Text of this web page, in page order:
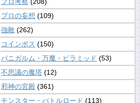
プロの妄想 (109)
強敵 (262)
コインボス (150)
パニガルム・万魔・ピラミッド (53)
不思議の魔塔 (12)
邪神の宮殿 (361)
モンスター・バトルロード (113)